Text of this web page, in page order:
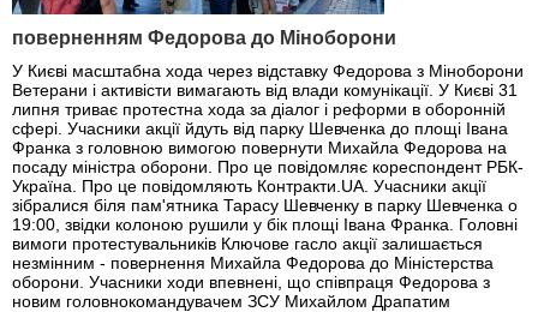
поверненням Федорова до Міноборони
У Києві масштабна хода через відставку Федорова з Міноборони
Ветерани і активісти вимагають від влади комунікації. У Києві 31
липня триває протестна хода за діалог і реформи в оборонній
сфері. Учасники акції йдуть від парку Шевченка до площі Івана
Франка з головною вимогою повернути Михайла Федорова на
посаду міністра оборони. Про це повідомляє кореспондент РБК-
Україна. Про це повідомляють Контракти.UA. Учасники акції
зібралися біля пам'ятника Тарасу Шевченку в парку Шевченка о
19:00, звідки колоною рушили у бік площі Івана Франка. Головні
вимоги протестувальників Ключове гасло акції залишається
незмінним - повернення Михайла Федорова до Міністерства
оборони. Учасники ходи впевнені, що співпраця Федорова з
новим головнокомандувачем ЗСУ Михайлом Драпатим